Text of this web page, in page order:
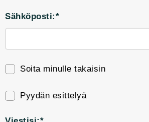
Sähköposti:*
Soita minulle takaisin
Pyydän esittelyä